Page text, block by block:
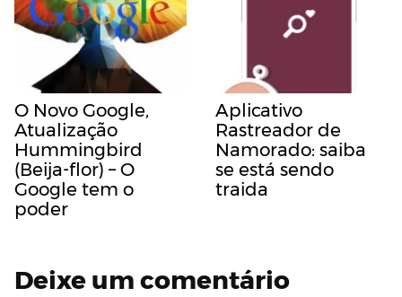
O Novo Google,
Atualização
Hummingbird
(Beija-flor) – O
Google tem o
poder
Aplicativo
Rastreador de
Namorado: saiba
se está sendo
traida
Deixe um comentário